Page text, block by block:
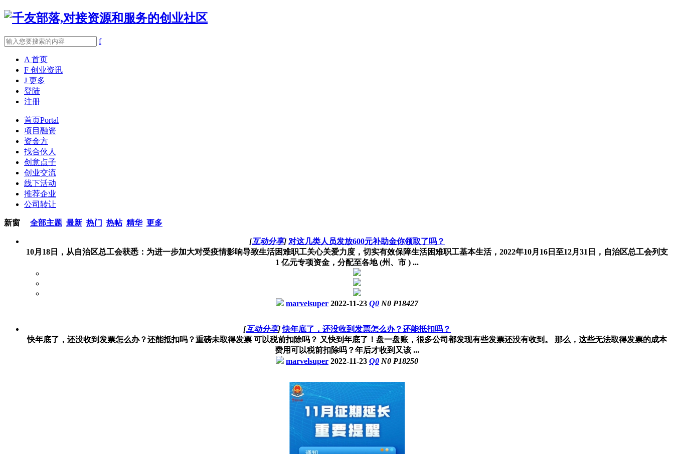
f
A 首页
F 创业资讯
J 更多
登陆
注册
首页Portal
项目融资
资金方
找合伙人
创意点子
创业交流
线下活动
推荐企业
公司转让
新窗 全部主题 最新 热门 热帖 精华 更多
[互动分享] 对这几类人员发放600元补助金你领取了吗？
10月18日，从自治区总工会获悉：为进一步加大对受疫情影响导致生活困难职工关心关爱力度，切实有效保障生活困难职工基本生活，2022年10月16日至12月31日，自治区总工会列支
1 亿元专项资金，分配至各地 (州、市 ) ...
marvelsuper 2022-11-23 Q0 N0 P18427
[互动分享] 快年底了，还没收到发票怎么办？还能抵扣吗？
快年底了，还没收到发票怎么办？还能抵扣吗？重磅未取得发票 可以税前扣除吗？ 又快到年底了！盘一盘账，很多公司都发现有些发票还没有收到。 那么，这些无法取得发票的成本
费用可以税前扣除吗？年后才收到又该 ...
marvelsuper 2022-11-23 Q0 N0 P18250